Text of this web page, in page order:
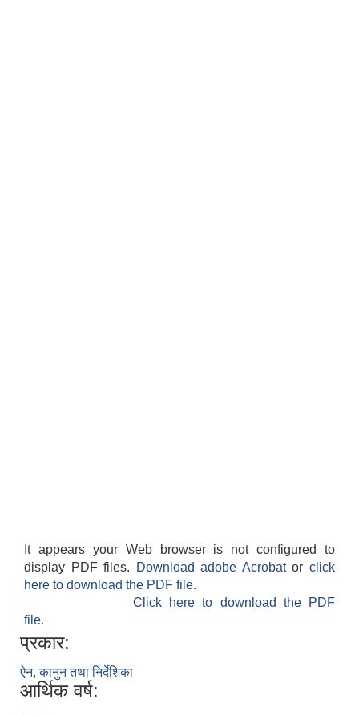
It appears your Web browser is not configured to
display PDF files.
Download adobe Acrobatorclick
here to download the PDF file.
Click here to download the PDF
file.
प्रकार:
ऐन, कानुन तथा निर्देशिका
आर्थिक वर्ष: